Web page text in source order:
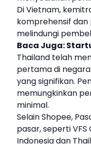
DiVietnam,
komprehensif
melindungi
Baca Juga:
Thailand telah
pertama di
yang signifikan.
memungkinkan
minimal.
SelainShopee,
pasar, seperti
Indonesia dan